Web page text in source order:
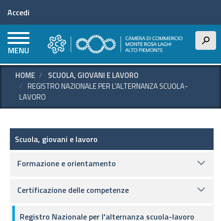
principale
Menu profilo utente
Accedi
MENU
h
HOME
SCUOLA, GIOVANI E LAVORO
REGISTRO NAZIONALE PER L'ALTERNANZA SCUOLA-
LAVORO
Scuola, giovani e lavoro
Scuola, giovani e lavoro
Formazione e orientamento
Certificazione delle competenze
Registro Nazionale per l'alternanza scuola-lavoro